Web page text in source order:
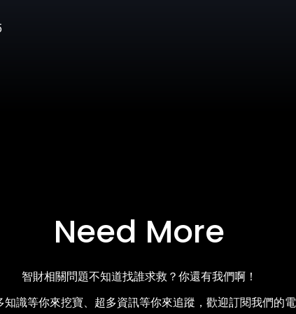
Need More
智財相關問題不知道找誰求救？你還有我們啊！
知識等你來挖寶、超多資訊等你來追蹤，歡迎訂閱我們的